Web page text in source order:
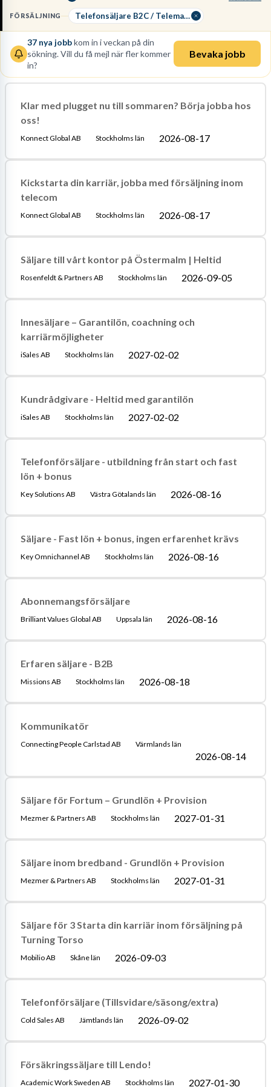
argumentation efter kundens behov för att driva affären i mål.
Inga formella utbildningskrav finns, men du måste behärska
svenska obehindrat och ha enstark vinnarskalle.
Läs mer om yrket:
Löneguide Arbetsuppgifter Utbildningsguide
FÖRSÄLJNING Telefonsäljare B2C / Telemarketing
37 nya jobbkom in i veckan på din
sökning. Vill du få mejl när fler kommer
in?
Bevaka jobb
Klar med plugget nu till sommaren? Börja jobba hos
oss!
Konnect Global AB Stockholms län 2026-08-17
Kickstarta din karriär, jobba med försäljning inom
telecom
Konnect Global AB Stockholms län 2026-08-17
Säljare till vårt kontor på Östermalm | Heltid
Rosenfeldt & Partners AB Stockholms län 2026-09-05
Innesäljare – Garantilön, coachning och
karriärmöjligheter
iSales AB Stockholms län 2027-02-02
Kundrådgivare - Heltid med garantilön
iSales AB Stockholms län 2027-02-02
Telefonförsäljare - utbildning från start och fast
lön + bonus
Key Solutions AB Västra Götalands län 2026-08-16
Säljare - Fast lön + bonus, ingen erfarenhet krävs
Key Omnichannel AB Stockholms län 2026-08-16
Abonnemangsförsäljare
Brilliant Values Global AB Uppsala län 2026-08-16
Erfaren säljare - B2B
Missions AB Stockholms län 2026-08-18
Kommunikatör
Connecting People Carlstad AB Värmlands län
2026-08-14
Säljare för Fortum – Grundlön + Provision
Mezmer & Partners AB Stockholms län 2027-01-31
Säljare inom bredband - Grundlön + Provision
Mezmer & Partners AB Stockholms län 2027-01-31
Säljare för 3 Starta din karriär inom försäljning på
Turning Torso
Mobilio AB Skåne län 2026-09-03
Telefonförsäljare (Tillsvidare/säsong/extra)
Cold Sales AB Jämtlands län 2026-09-02
Försäkringssäljare till Lendo!
Academic Work Sweden AB Stockholms län 2027-01-30